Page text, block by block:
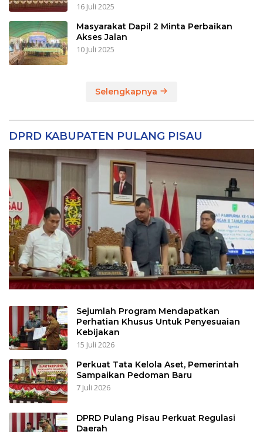
16 Juli 2025
Masyarakat Dapil 2 Minta Perbaikan
Akses Jalan
10 Juli 2025
Selengkapnya
DPRD KABUPATEN PULANG PISAU
Sejumlah Program Mendapatkan
Perhatian Khusus Untuk Penyesuaian
Kebijakan
15 Juli 2026
Perkuat Tata Kelola Aset, Pemerintah
Sampaikan Pedoman Baru
7 Juli 2026
DPRD Pulang Pisau Perkuat Regulasi
Daerah